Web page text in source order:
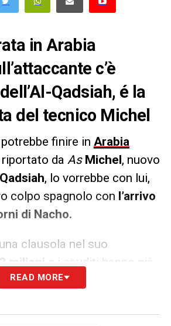
in Arabia
c’è
Qadsiah, é la
del tecnico Michel
potrebbe finire in Arabia
riportato da As Michel, nuovo
, lo vorrebbe con lui,
colpo spagnolo con l’arrivo
di Nacho.
clausola nel suo
milioni e i sauditi hanno già
prima offertaall’attaccante
READ MORE